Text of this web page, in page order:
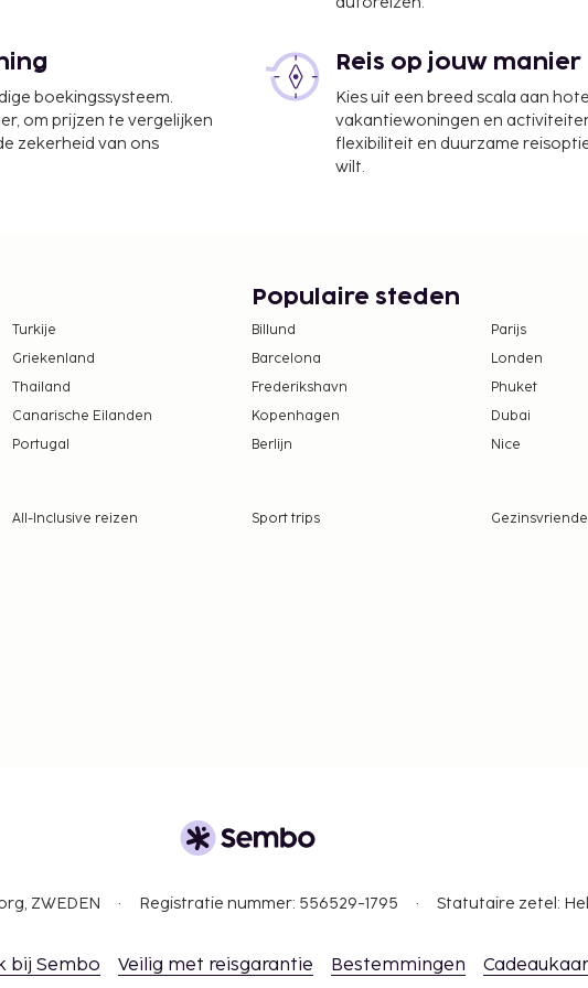
worden betaald. De
niet
boekingssysteem.
om prijzen te vergelijken
zekerheid van ons
Reis op jouw manier
Kies uit een breed scala aan
vakantiewoningen en
flexibiliteit en duurzame
wilt.
Turkije
Griekenland
Thailand
Canarische Eilanden
Portugal
Populaire steden
Billund Parijs
Barcelona
Londen
Frederikshavn
Phuket
Kopenhagen
Dubai
Berlijn
Nice
All-Inclusive reizen Sport trips
ZWEDEN Registratie nummer: 556529-1795 Statutaire zetel:
bij Sembo Veilig met reisgarantie Bestemmingen